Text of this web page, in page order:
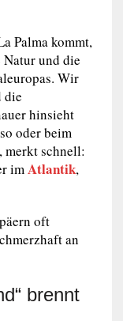
Palma kommt,
und die
Wir
die
hinsieht
oder beim
merkt schnell:
imAtlantik,
oft
an
brennt